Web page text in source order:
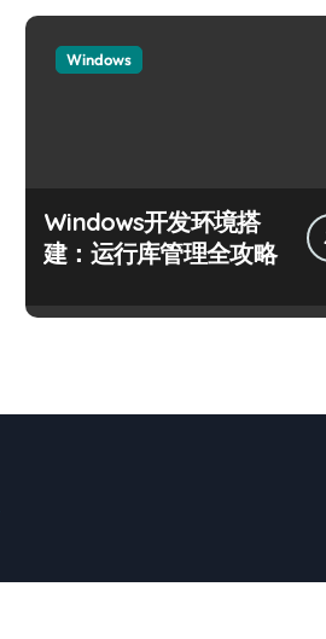
Windows
Windows开发环境搭
建：运行库管理全攻略